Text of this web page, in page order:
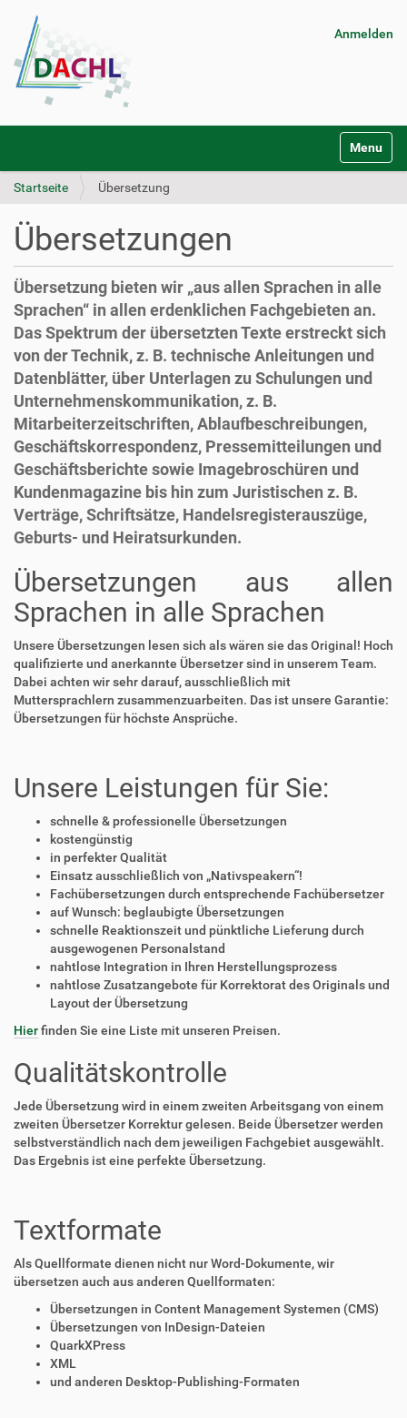
Anmelden
k
Toggle
Startseite Übersetzung
Übersetzungen
Übersetzung bieten wir „aus allen Sprachen in alle
Sprachen“ in allen erdenklichen Fachgebieten an.
Das Spektrum der übersetzten Texte erstreckt sich
von der Technik, z. B. technische Anleitungen und
Datenblätter, über Unterlagen zu Schulungen und
Unternehmenskommunikation, z. B.
Mitarbeiterzeitschriften, Ablaufbeschreibungen,
Geschäftskorrespondenz, Pressemitteilungen und
Geschäftsberichte sowie Imagebroschüren und
Kundenmagazine bis hin zum Juristischen z. B.
Verträge, Schriftsätze, Handelsregisterauszüge,
Geburts- und Heiratsurkunden.
Übersetzungen aus allen
Sprachen in alle Sprachen
Unsere Übersetzungen lesen sich als wären sie das Original! Hoch
qualifizierte und anerkannte Übersetzer sind in unserem Team.
Dabei achten wir sehr darauf, ausschließlich mit
Muttersprachlern zusammenzuarbeiten. Das ist unsere Garantie:
Übersetzungen für höchste Ansprüche.
Unsere Leistungen für Sie:
schnelle & professionelle Übersetzungen
kostengünstig
in perfekter Qualität
Einsatz ausschließlich von „Nativspeakern“!
Fachübersetzungen durch entsprechende Fachübersetzer
auf Wunsch: beglaubigte Übersetzungen
schnelle Reaktionszeit und pünktliche Lieferung durch
ausgewogenen Personalstand
nahtlose Integration in Ihren Herstellungsprozess
nahtlose Zusatzangebote für Korrektorat des Originals und
Layout der Übersetzung
Hierfinden Sie eine Liste mit unseren Preisen.
Qualitätskontrolle
Jede Übersetzung wird in einem zweiten Arbeitsgang von einem
zweiten Übersetzer Korrektur gelesen. Beide Übersetzer werden
selbstverständlich nach dem jeweiligen Fachgebiet ausgewählt.
Das Ergebnis ist eine perfekte Übersetzung.
Textformate
Als Quellformate dienen nicht nur Word-Dokumente, wir
übersetzen auch aus anderen Quellformaten:
Übersetzungen in Content Management Systemen (CMS)
Übersetzungen von InDesign-Dateien
QuarkXPress
XML
und anderen Desktop-Publishing-Formaten